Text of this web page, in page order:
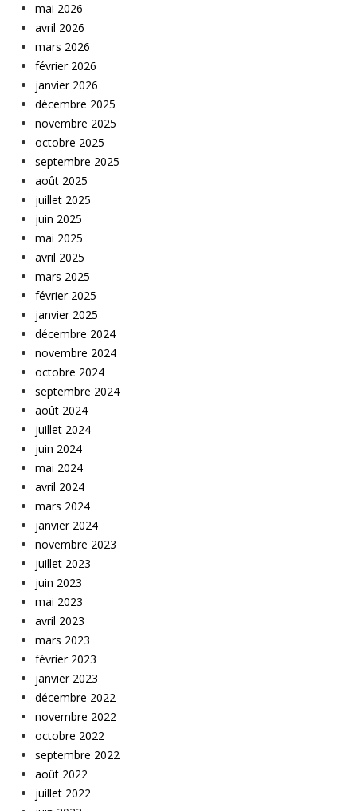
mai 2026
avril 2026
mars 2026
février 2026
janvier 2026
décembre 2025
novembre 2025
octobre 2025
septembre 2025
août 2025
juillet 2025
juin 2025
mai 2025
avril 2025
mars 2025
février 2025
janvier 2025
décembre 2024
novembre 2024
octobre 2024
septembre 2024
août 2024
juillet 2024
juin 2024
mai 2024
avril 2024
mars 2024
janvier 2024
novembre 2023
juillet 2023
juin 2023
mai 2023
avril 2023
mars 2023
février 2023
janvier 2023
décembre 2022
novembre 2022
octobre 2022
septembre 2022
août 2022
juillet 2022